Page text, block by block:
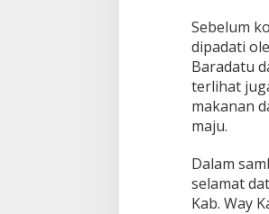
Sebelum
dipadati
Baradatu
terlihat
makanan
maju.
Dalam
selamat
Kab. Way